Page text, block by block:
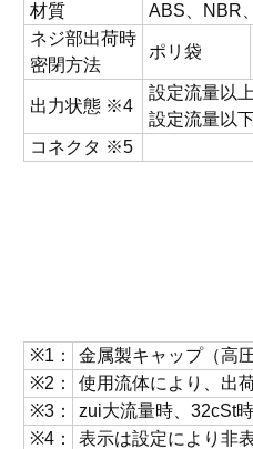
材質
ABS、NBR
ネジ部出荷時
密閉方法
ポリ袋
出力状態 ※4
設定流量以
設定流量以
コネクタ ※5
※1：
金属製キャップ（高
※2：
使用流体により、出
※3：
zui大流量時、32cSt
※4：
表示は設定により非